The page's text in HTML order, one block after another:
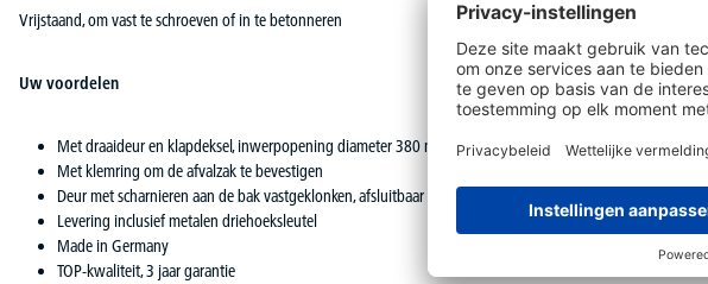
Vrijstaand, om vast te schroeven of in te betonneren
Uw voordelen
Met draaideur en klapdeksel, inwerpopening diameter 380 mm
Met klemring om de afvalzak te bevestigen
Deur met scharnieren aan de bak vastgeklonken, afsluitbaar met driehoekslot
Levering inclusief metalen driehoeksleutel
Made in Germany
TOP-kwaliteit, 3 jaar garantie